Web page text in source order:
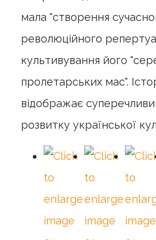
мала "створення
революційного
культивування його
пролетарських мас".
відображає
розвитку української